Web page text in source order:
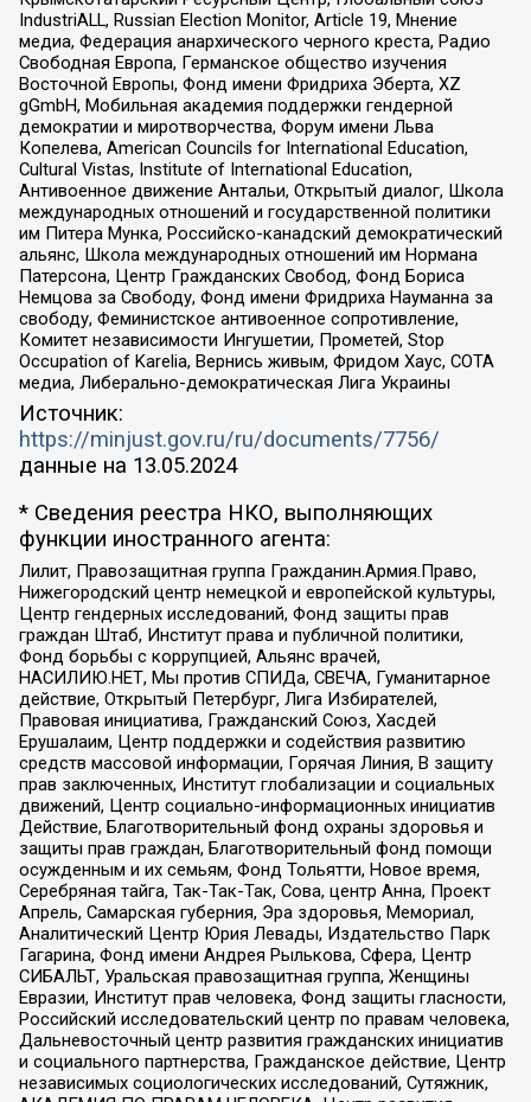
IndustriALL, Russian Election Monitor, Article 19, Мнение
медиа, Федерация анархического черного креста, Радио
Свободная Европа, Германское общество изучения
Восточной Европы, Фонд имени Фридриха Эберта, XZ
gGmbH, Мобильная академия поддержки гендерной
демократии и миротворчества, Форум имени Льва
Копелева, American Councils for International Education,
Cultural Vistas, Institute of International Education,
Антивоенное движение Антальи, Открытый диалог, Школа
международных отношений и государственной политики
им Питера Мунка, Российско-канадский демократический
альянс, Школа международных отношений им Нормана
Патерсона, Центр Гражданских Свобод, Фонд Бориса
Немцова за Свободу, Фонд имени Фридриха Науманна за
свободу, Феминистское антивоенное сопротивление,
Комитет независимости Ингушетии, Прометей, Stop
Occupation of Karelia, Вернись живым, Фридом Хаус, СОТА
медиа, Либерально-демократическая Лига Украины
Источник:
https://minjust.gov.ru/ru/documents/7756/
данные на 13.05.2024
* Сведения реестра НКО, выполняющих
функции иностранного агента:
Лилит, Правозащитная группа Гражданин.Армия.Право,
Нижегородский центр немецкой и европейской культуры,
Центр гендерных исследований, Фонд защиты прав
граждан Штаб, Институт права и публичной политики,
Фонд борьбы с коррупцией, Альянс врачей,
НАСИЛИЮ.НЕТ, Мы против СПИДа, СВЕЧА, Гуманитарное
действие, Открытый Петербург, Лига Избирателей,
Правовая инициатива, Гражданский Союз, Хасдей
Ерушалаим, Центр поддержки и содействия развитию
средств массовой информации, Горячая Линия, В защиту
прав заключенных, Институт глобализации и социальных
движений, Центр социально-информационных инициатив
Действие, Благотворительный фонд охраны здоровья и
защиты прав граждан, Благотворительный фонд помощи
осужденным и их семьям, Фонд Тольятти, Новое время,
Серебряная тайга, Так-Так-Так, Сова, центр Анна, Проект
Апрель, Самарская губерния, Эра здоровья, Мемориал,
Аналитический Центр Юрия Левады, Издательство Парк
Гагарина, Фонд имени Андрея Рылькова, Сфера, Центр
СИБАЛЬТ, Уральская правозащитная группа, Женщины
Евразии, Институт прав человека, Фонд защиты гласности,
Российский исследовательский центр по правам человека,
Дальневосточный центр развития гражданских инициатив
и социального партнерства, Гражданское действие, Центр
независимых социологических исследований, Сутяжник,